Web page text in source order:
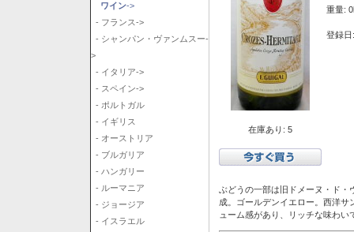
ワイン->
- フランス->
- シャンパン・ヴァンムスー-
>
- イタリア->
- スペイン->
- ポルトガル
- イギリス
- オーストリア
- ブルガリア
- ハンガリー
- ルーマニア
- ジョージア
- イスラエル
在庫あり: 5
重量:
登録
ぶどうの一部は旧ドメーヌ・ド・
成。ゴールデンイエロー。西洋
ューム感があり、リッチな味わい